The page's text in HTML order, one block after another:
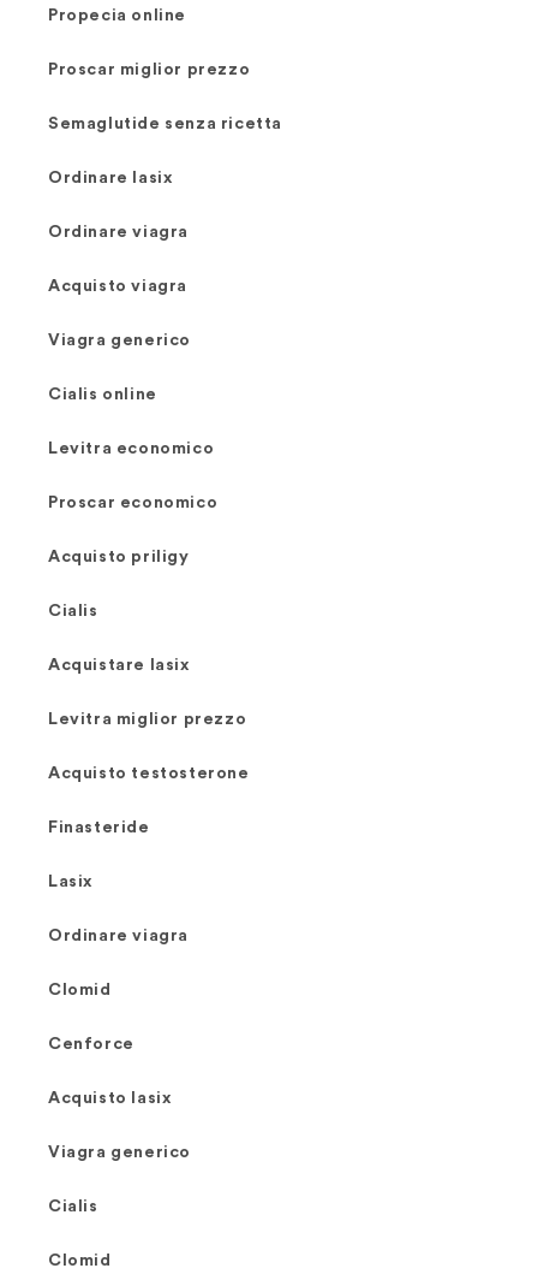
Propecia online
Proscar miglior prezzo
Semaglutide senza ricetta
Ordinare lasix
Ordinare viagra
Acquisto viagra
Viagra generico
Cialis online
Levitra economico
Proscar economico
Acquisto priligy
Cialis
Acquistare lasix
Levitra miglior prezzo
Acquisto testosterone
Finasteride
Lasix
Ordinare viagra
Clomid
Cenforce
Acquisto lasix
Viagra generico
Cialis
Clomid